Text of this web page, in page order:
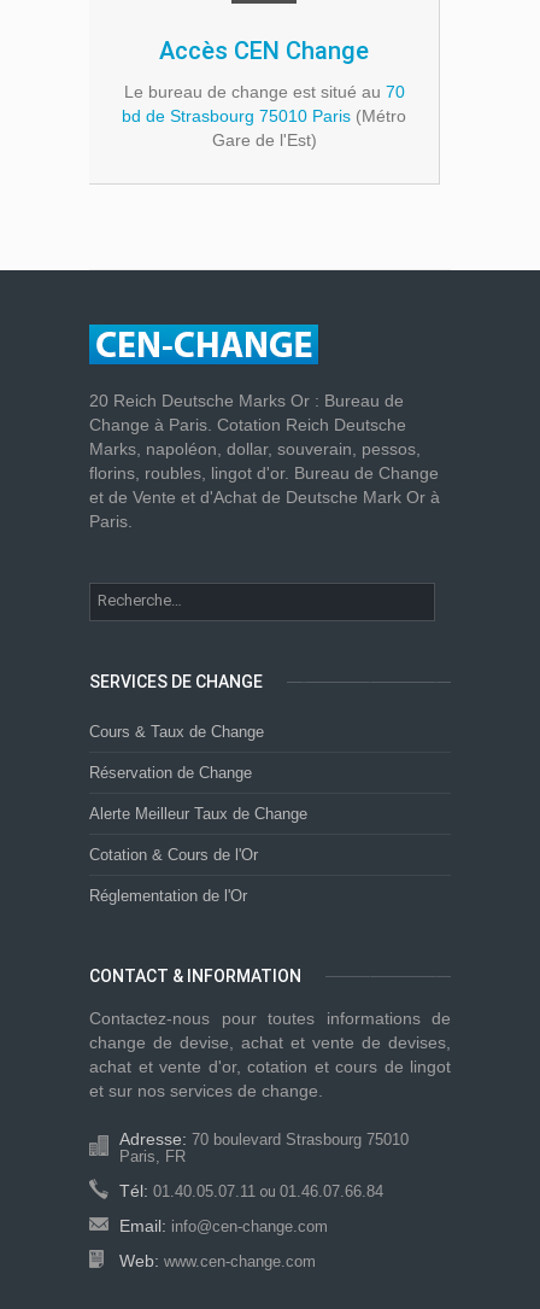
Accès CEN Change
Le bureau de change est situé au 70
bd de Strasbourg 75010 Paris (Métro
Gare de l'Est)
20 Reich Deutsche Marks Or : Bureau de
Change à Paris. Cotation Reich Deutsche
Marks, napoléon, dollar, souverain, pessos,
florins, roubles, lingot d'or. Bureau de Change
et de Vente et d'Achat de Deutsche Mark Or à
Paris.
SERVICES DE CHANGE
Cours & Taux de Change
Réservation de Change
Alerte Meilleur Taux de Change
Cotation & Cours de l'Or
Réglementation de l'Or
CONTACT & INFORMATION
Contactez-nous pour toutes informations de
change de devise, achat et vente de devises,
achat et vente d'or, cotation et cours de lingot
et sur nos services de change.
Adresse: 70 boulevard Strasbourg 75010
Paris, FR
Tél: 01.40.05.07.11 ou 01.46.07.66.84
Email: info@cen-change.com
Web: www.cen-change.com